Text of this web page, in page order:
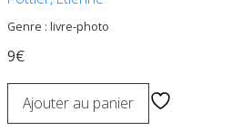
Genre : livre-photo
9€
Ajouter au panier